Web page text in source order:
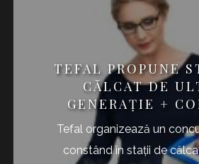
TEFAL PROPUNE
CĂLCAT DE
GENERAȚIE +
Tefal organizează un
constând în stații de